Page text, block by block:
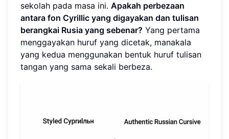
sekolah pada masa ini. Apakah perbezaan
antara fon Cyrillic yang digayakan dan tulisan
berangkai Rusia yang sebenar? Yang pertama
menggayakan huruf yang dicetak, manakala
yang kedua menggunakan bentuk huruf tulisan
tangan yang sama sekali berbeza.